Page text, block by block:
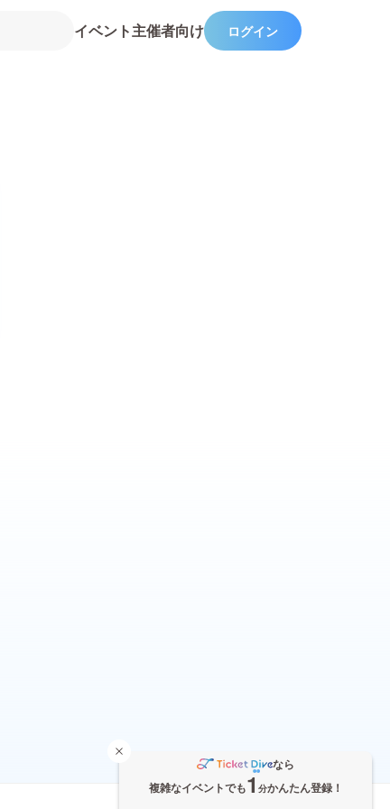
イベント主催者向け ログイン
なら
複雑なイベントでも1 分かんたん登録！